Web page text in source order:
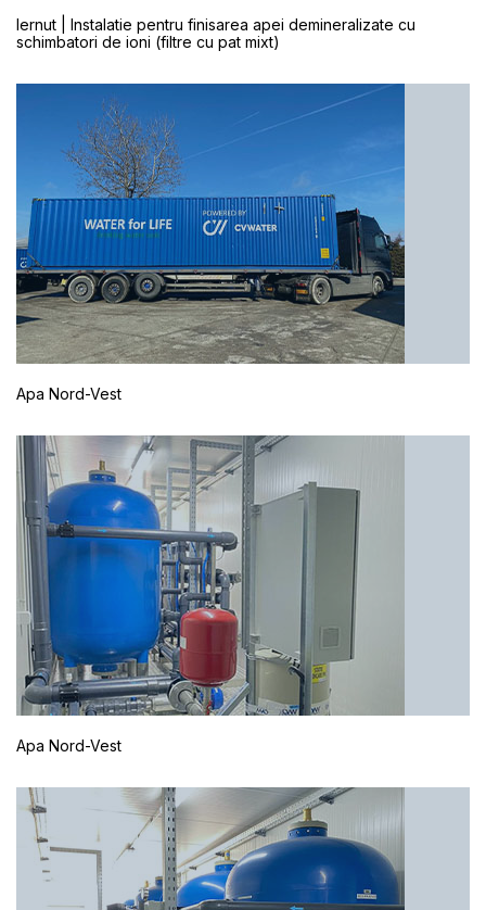
Iernut | Instalatie pentru finisarea apei demineralizate cu
schimbatori de ioni (filtre cu pat mixt)
Apa Nord-Vest
Apa Nord-Vest